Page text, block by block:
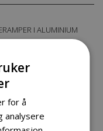
I ALUMINIUM
utstyr på/av tilhenger
for å
analysere